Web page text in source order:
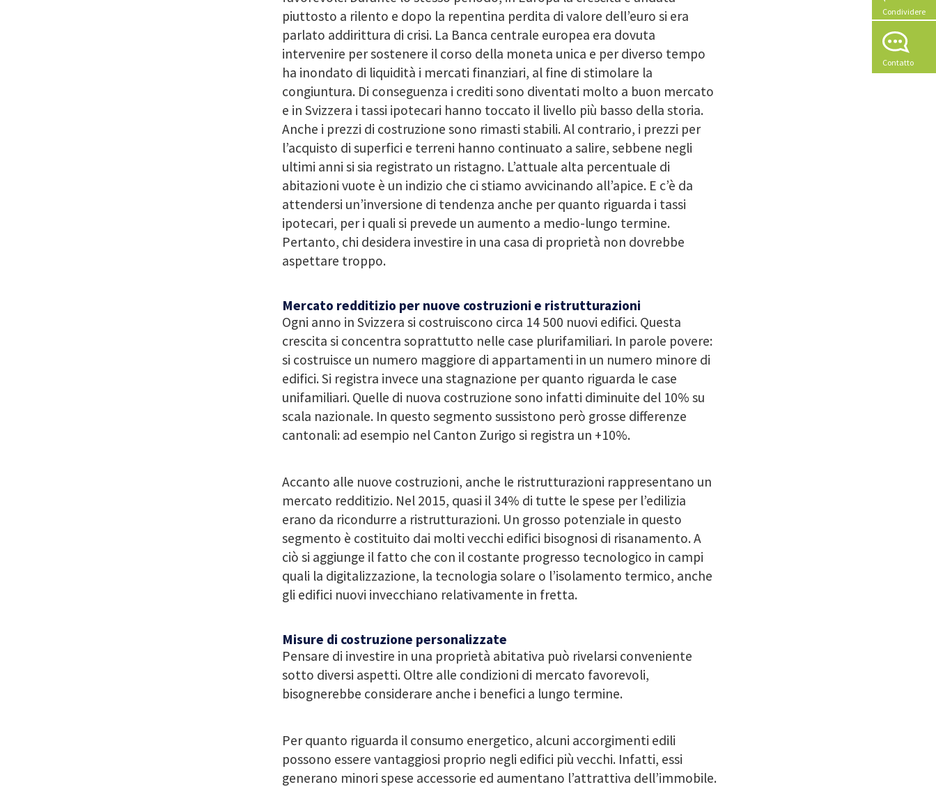
Condividere
Contatto
piuttosto a rilento e dopo la repentina perdita di valore dell’euro si era
parlato addirittura di crisi. La Banca centrale europea era dovuta
intervenire per sostenere il corso della moneta unica e per diverso tempo
ha inondato di liquidità i mercati finanziari, al fine di stimolare la
congiuntura. Di conseguenza i crediti sono diventati molto a buon mercato
e in Svizzera i tassi ipotecari hanno toccato il livello più basso della storia.
Anche i prezzi di costruzione sono rimasti stabili. Al contrario, i prezzi per
l’acquisto di superfici e terreni hanno continuato a salire, sebbene negli
ultimi anni si sia registrato un ristagno. L’attuale alta percentuale di
abitazioni vuote è un indizio che ci stiamo avvicinando all’apice. E c’è da
attendersi un’inversione di tendenza anche per quanto riguarda i tassi
ipotecari, per i quali si prevede un aumento a medio-lungo termine.
Pertanto, chi desidera investire in una casa di proprietà non dovrebbe
aspettare troppo.
Mercato redditizio per nuove costruzioni e ristrutturazioni
Ogni anno in Svizzera si costruiscono circa 14 500 nuovi edifici. Questa
crescita si concentra soprattutto nelle case plurifamiliari. In parole povere:
si costruisce un numero maggiore di appartamenti in un numero minore di
edifici. Si registra invece una stagnazione per quanto riguarda le case
unifamiliari. Quelle di nuova costruzione sono infatti diminuite del 10% su
scala nazionale. In questo segmento sussistono però grosse differenze
cantonali: ad esempio nel Canton Zurigo si registra un +10%.
Accanto alle nuove costruzioni, anche le ristrutturazioni rappresentano un
mercato redditizio. Nel 2015, quasi il 34% di tutte le spese per l’edilizia
erano da ricondurre a ristrutturazioni. Un grosso potenziale in questo
segmento è costituito dai molti vecchi edifici bisognosi di risanamento. A
ciò si aggiunge il fatto che con il costante progresso tecnologico in campi
quali la digitalizzazione, la tecnologia solare o l’isolamento termico, anche
gli edifici nuovi invecchiano relativamente in fretta.
Misure di costruzione personalizzate
Pensare di investire in una proprietà abitativa può rivelarsi conveniente
sotto diversi aspetti. Oltre alle condizioni di mercato favorevoli,
bisognerebbe considerare anche i benefici a lungo termine.
Per quanto riguarda il consumo energetico, alcuni accorgimenti edili
possono essere vantaggiosi proprio negli edifici più vecchi. Infatti, essi
generano minori spese accessorie ed aumentano l’attrattiva dell’immobile.